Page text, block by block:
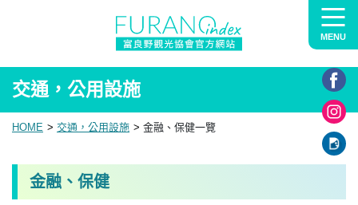
MENU
交通，公用設施
HOME 交通，公用設施 金融、保健一覽
金融、保健